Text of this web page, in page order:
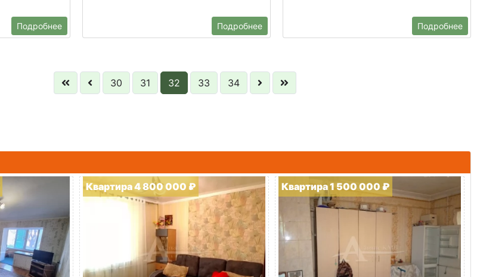
Подробнее Подробнее Подробнее
30 31 32 33 34
Квартира 4 800 000 ₽ Квартира 1 500 000 ₽